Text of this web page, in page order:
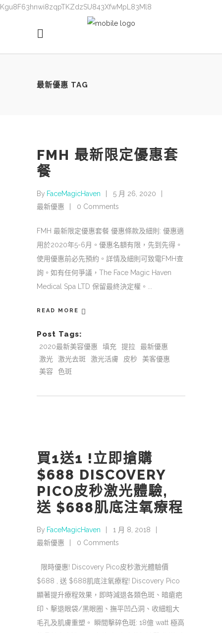
Kgu8F63hnwi8zqpTKZdzSU843XfwMpL83Ml8
最新優惠 TAG
FMH 最新限定優惠套
餐
By FaceMagicHaven
5 月 26, 2020
最新優惠
0 Comments
FMH 最新限定優惠套餐 優惠條款及細則: 優惠適
用於2020年5-6月。優惠名額有限，先到先得。
使用優惠前必先預約。詳情及細則可致電FMH查
詢。如有任何爭議，The Face Magic Haven
Medical Spa LTD 保留最終決定權。
READ MORE
Post Tags:
2020最新美容優惠 填充 提拉
最新優惠
激光
激光去斑 激光活膚 皮秒
美客優惠
美容
色斑
買1送1 !立即搶購
$688 DISCOVERY
PICO皮秒激光體驗,
送 $688肌底注氧療程
By FaceMagicHaven
1 月 8, 2018
最新優惠
0 Comments
限時優惠! Discovery Pico皮秒激光體驗價
$688 , 送 $688肌底注氧療程! Discovery Pico
顯著提升療程效果，即時減退各類色斑、暗瘡疤
印、擊退眼袋/黑眼圈、撫平凹凸洞、收細粗大
毛孔及肌膚重塑。 瞬間擊碎色斑: 18億 watt 極高